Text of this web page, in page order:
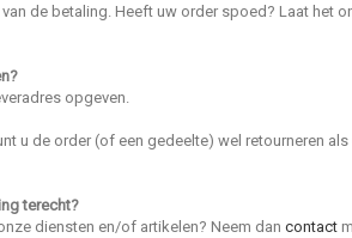
de betaling. Heeft uw order spoed? Laat het
opgeven.
u de order (of een gedeelte) wel retourneren
terecht?
diensten en/of artikelen? Neem dan contact